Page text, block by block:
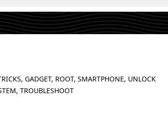
GADGET, ROOT, SMARTPHONE, UNLOCK
TROUBLESHOOT